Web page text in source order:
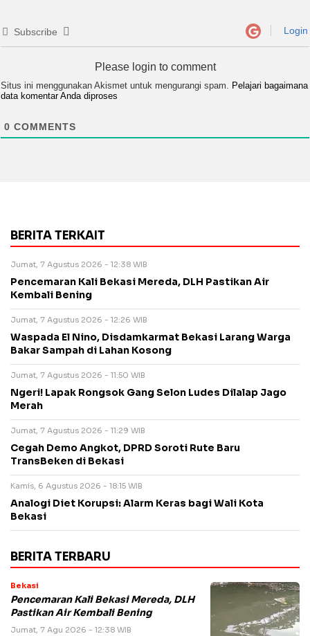
Subscribe Login
Please login to comment
Situs ini menggunakan Akismet untuk mengurangi spam. Pelajari bagaimana
data komentar Anda diproses
0 COMMENTS
BERITA TERKAIT
Jumat, 7 Agustus 2026 - 12:38 WIB
Pencemaran Kali Bekasi Mereda, DLH Pastikan Air
Kembali Bening
Jumat, 7 Agustus 2026 - 12:26 WIB
Waspada El Nino, Disdamkarmat Bekasi Larang Warga
Bakar Sampah di Lahan Kosong
Jumat, 7 Agustus 2026 - 11:50 WIB
Ngeri! Lapak Rongsok Gang Selon Ludes Dilalap Jago
Merah
Jumat, 7 Agustus 2026 - 11:29 WIB
Cegah Demo Angkot, DPRD Soroti Rute Baru
TransBeken di Bekasi
Kamis, 6 Agustus 2026 - 18:15 WIB
Analogi Diet Korupsi: Alarm Keras bagi Wali Kota
Bekasi
BERITA TERBARU
Bekasi
Pencemaran Kali Bekasi Mereda, DLH
Pastikan Air Kembali Bening
Jumat, 7 Agu 2026 - 12:38 WIB